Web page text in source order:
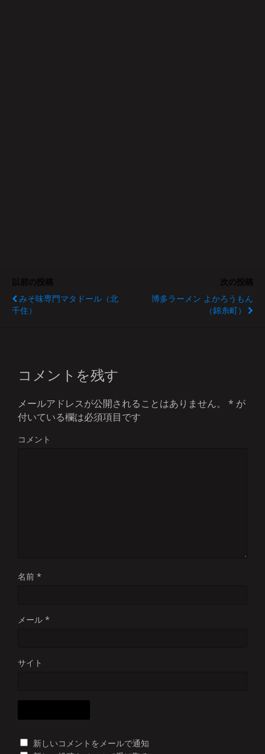
みそ味専門マタドール（北
千住）
博多ラーメン よかろうもん
（錦糸町）
コメントを残す
メールアドレスが公開されることはありません。 * が
付いている欄は必須項目です
コメント
名前 *
メール *
サイト
新しいコメントをメールで通知